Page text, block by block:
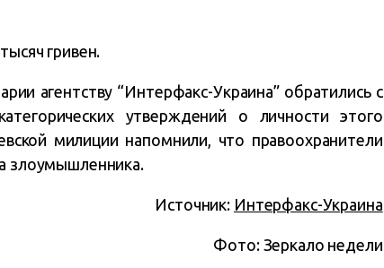
гривен.
агентству “Интерфакс-Украина” обратились с
утверждений о личности этого
милиции напомнили, что правоохранители
злоумышленника.
Источник: Интерфакс-Украина
Фото: Зеркало недели